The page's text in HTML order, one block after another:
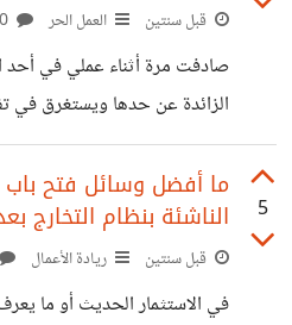
كيف ستتصرف ؟
قبل سنتين العمل الحر
صادفت مرة أثناء عملي في أحد
الزائدة عن حدها ويستغرق في
أو أكثر على الهاتف بلا داعي,
بسبب الضغط في الوقت وقد تكون
بعد انتهاء الدوام, لو مكاني
الشركة ؟ خصوصاً لو كنت شخصاً لا
5
ما أفضل وسائل فتح باب
الناشئة بنظام التخارج
قبل سنتين ريادة الأعمال